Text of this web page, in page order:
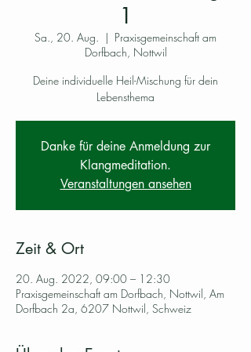
1
Sa., 20. Aug.
  |
Praxisgemeinschaft am
Dorfbach, Nottwil
Deine individuelle Heil-Mischung für dein
Lebensthema
Danke für deine Anmeldung zur
Klangmeditation.
Veranstaltungen ansehen
Zeit & Ort
20. Aug. 2022, 09:00 – 12:30
Praxisgemeinschaft am Dorfbach, Nottwil, Am
Dorfbach 2a, 6207 Nottwil, Schweiz